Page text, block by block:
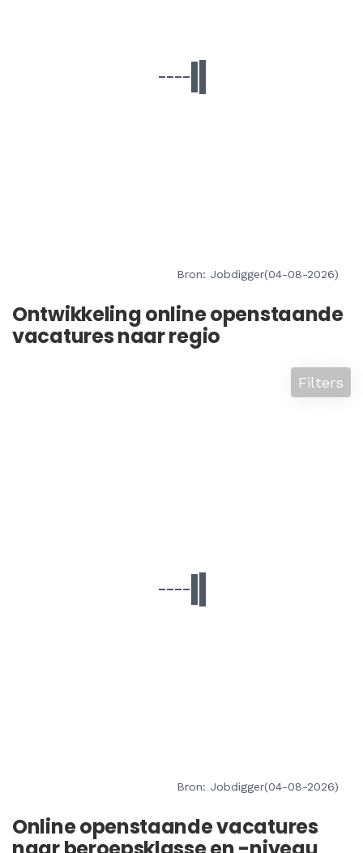
Bron: Jobdigger(04-08-2026)
Ontwikkeling online openstaande
vacatures naar regio
Filters
Bron: Jobdigger(04-08-2026)
Online openstaande vacatures